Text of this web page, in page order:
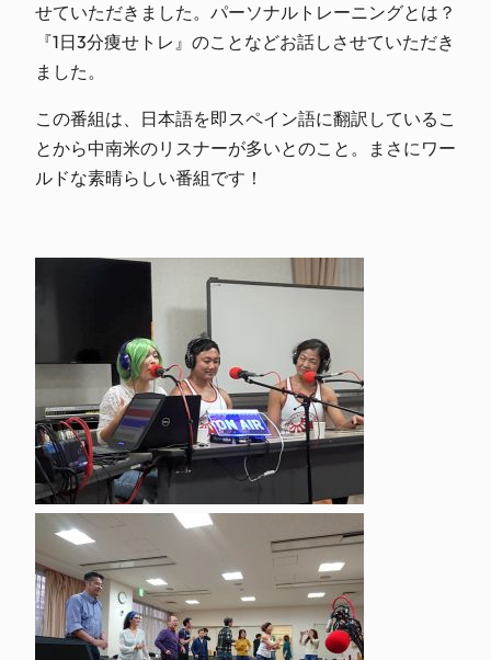
せていただきました。パーソナルトレーニングとは？
『1日3分痩せトレ』のことなどお話しさせていただき
ました。
この番組は、日本語を即スペイン語に翻訳しているこ
とから中南米のリスナーが多いとのこと。まさにワー
ルドな素晴らしい番組です！